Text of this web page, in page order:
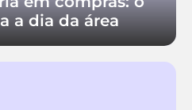
a dia da área